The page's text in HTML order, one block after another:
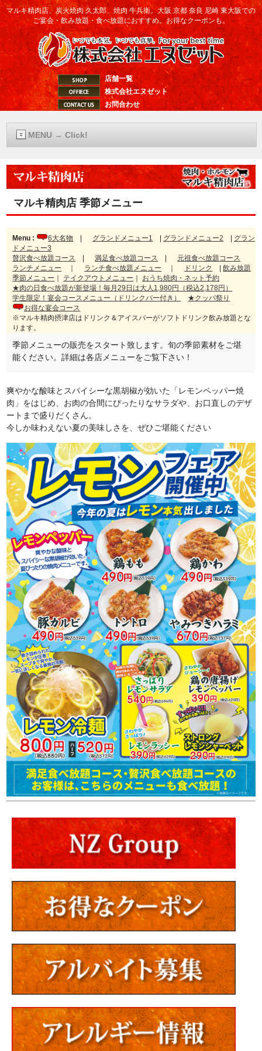
マルキ精肉店、炭火焼肉 久太郎、焼肉 牛兵衛。大阪 京都 奈良 尼崎 東大阪での
ご宴会・飲み放題・食べ放題におすすめ。お得なクーポンも。
店舗一覧
株式会社エヌゼット
お問合わせ
MENU → Click!
マルキ精肉店 季節メニュー
Menu : 6大名物 グランドメニュー1 グランドメニュー2
グラン
ドメニュー3
贅沢食べ放題コース |満足食べ放題コース |元祖食べ放題コース
ランチメニュー
ランチ食べ放題メニュー ドリンク |飲み放題
季節メニュー
テイクアウトメニュー
おうち焼肉・ネット予約
★肉の日食べ放題が新登場！毎月29日は大人1,980円（税込2,178円）
学生限定！宴会コースメニュー（ドリンクバー付き）
★クッパ祭り
お得な宴会コース
※マルキ精肉摂津店はドリンク＆アイスバーがソフトドリンク飲み放題とな
ります。
季節メニューの販売をスタート致します。旬の季節素材をご堪
能ください。詳細は各店メニューをご覧下さい！
爽やかな酸味とスパイシーな黒胡椒が効いた「レモンペッパー焼
肉」をはじめ、お肉の合間にぴったりなサラダや、お口直しのデザ
ートまで盛りだくさん。
今しか味わえない夏の美味しさを、ぜひご堪能ください